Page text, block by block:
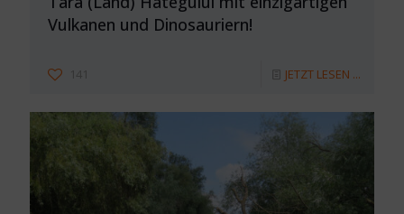
Vulkanen und Dinosauriern!
141 JETZT LESEN ...